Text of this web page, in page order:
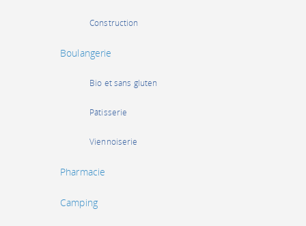
Construction
Boulangerie
Bio et sans gluten
Pâtisserie
Viennoiserie
Pharmacie
Camping